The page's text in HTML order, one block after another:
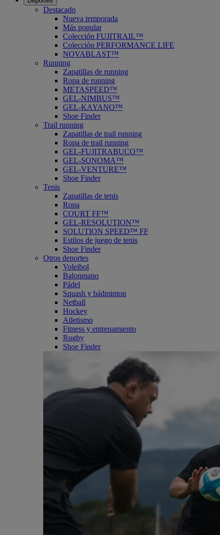
Destacado
Nueva temporada
Más popular
Colección FUJITRAIL™
Colección PERFORMANCE LIFE
NOVABLAST™
Running
Zapatillas de running
Ropa de running
METASPEED™
GEL-NIMBUS™
GEL-KAYANO™
Shoe Finder
Trail running
Zapatillas de trail running
Ropa de trail running
GEL-FUJITRABUCO™
GEL-SONOMA™
GEL-VENTURE™
Shoe Finder
Tenis
Zapatillas de tenis
Ropa
COURT FF™
GEL-RESOLUTION™
SOLUTION SPEED™ FF
Estilos de juego de tenis
Shoe Finder
Otros deportes
Voleibol
Balonmano
Pádel
Squash y bádminton
Netball
Hockey
Atletismo
Fitness y entrenamiento
Rugby
Shoe Finder